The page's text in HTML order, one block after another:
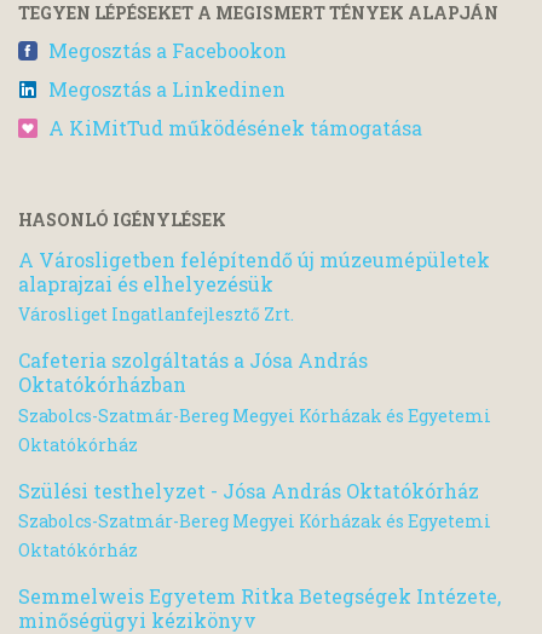
TEGYEN LÉPÉSEKET A MEGISMERT TÉNYEK ALAPJÁN
Megosztás a Facebookon
Megosztás a Linkedinen
A KiMitTud működésének támogatása
HASONLÓ IGÉNYLÉSEK
A Városligetben felépítendő új múzeumépületek
alaprajzai és elhelyezésük
Városliget Ingatlanfejlesztő Zrt.
Cafeteria szolgáltatás a Jósa András
Oktatókórházban
Szabolcs-Szatmár-Bereg Megyei Kórházak és Egyetemi
Oktatókórház
Szülési testhelyzet - Jósa András Oktatókórház
Szabolcs-Szatmár-Bereg Megyei Kórházak és Egyetemi
Oktatókórház
Semmelweis Egyetem Ritka Betegségek Intézete,
minőségügyi kézikönyv